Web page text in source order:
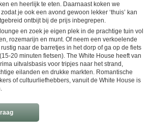
en heerlijk te eten. Daarnaast koken we
je ook een avond gewoon lekker ‘thuis’ kan
ontbijt bij de prijs inbegrepen.
en zoek je eigen plek in de prachtige tuin vol
rozemarijn en munt. Of neem een verkoelende
naar de barretjes in het dorp of ga op de fiets
20 minuten fietsen). The White House heeft van
uitvalsbasis voor tripjes naar het strand,
eilanden en drukke markten. Romantische
of cultuurliefhebbers, vanuit de White House is